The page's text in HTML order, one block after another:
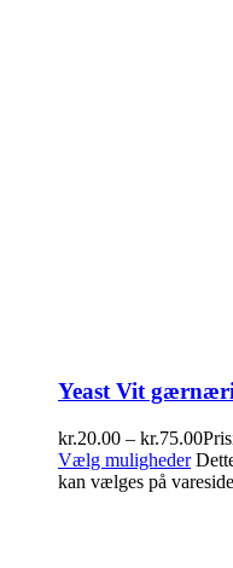
Yeast Vit
kr.20.00 – kr.75.00
Vælg muligheder
kan vælges på